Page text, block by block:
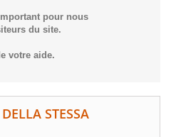
pour nous
du site.
votre aide.
STESSA